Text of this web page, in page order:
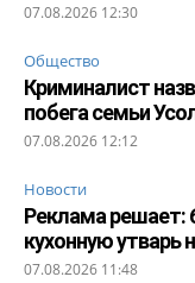
07.08.2026 12:30
Общество
Криминалист
побега семьи
07.08.2026 12:12
Новости
Реклама решает:
кухонную утварь
07.08.2026 11:48